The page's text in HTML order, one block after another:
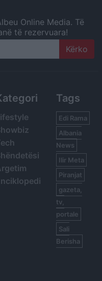
Online Media. Të
të rezervuara!
Tags
Edi Rama
Albania
News
Ilir Meta
Piranjat
gazeta,
tv,
portale
Sali
Berisha